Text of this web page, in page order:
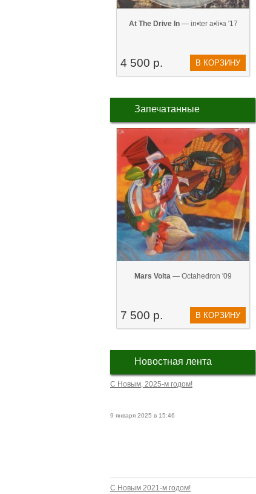
At The Drive In— in•ter a•li•a '17
4 500 р. В КОРЗИНУ
Запечатанные
Mars Volta — Octahedron '09
7 500 р. В КОРЗИНУ
Новостная лента
С Новым, 2025-м годом!
9 января 2025 в 15:46
С Новым 2021-м годом!